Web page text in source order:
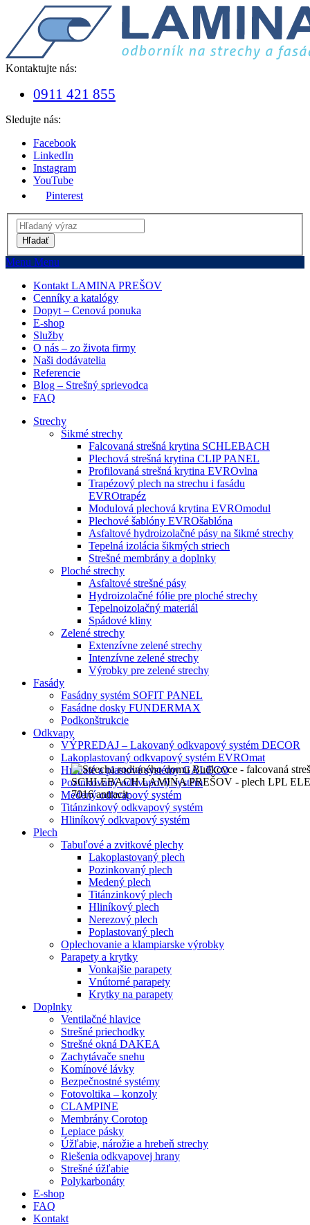
Kontaktujte nás:
0911 421 855
Sledujte nás:
Facebook
LinkedIn
Instagram
YouTube
Pinterest
Hľadať
Menu Menu
Kontakt LAMINA PREŠOV
Cenníky a katalógy
Dopyt – Cenová ponuka
E-shop
Služby
O nás – zo života firmy
Naši dodávatelia
Referencie
Blog – Strešný sprievodca
FAQ
Strechy
Šikmé strechy
Falcovaná strešná krytina SCHLEBACH
Plechová strešná krytina CLIP PANEL
Profilovaná strešná krytina EVROvlna
Trapézový plech na strechu i fasádu
EVROtrapéz
Modulová plechová krytina EVROmodul
Plechové šablóny EVROšablóna
Asfaltové hydroizolačné pásy na šikmé strechy
Tepelná izolácia šikmých striech
Strešné membrány a doplnky
Ploché strechy
Asfaltové strešné pásy
Hydroizolačné fólie pre ploché strechy
Tepelnoizolačný materiál
Spádové kliny
Zelené strechy
Extenzívne zelené strechy
Intenzívne zelené strechy
Výrobky pre zelené strechy
Fasády
Fasádny systém SOFIT PANEL
Fasádne dosky FUNDERMAX
Podkonštrukcie
Odkvapy
VÝPREDAJ – Lakovaný odkvapový systém DECOR
Lakoplastovaný odkvapový systém EVROmat
Hranaté a plastové systémy GALECO
Pozinkovaný odkvapový systém
Medený odkvapový systém
Titánzinkový odkvapový systém
Hliníkový odkvapový systém
Plech
Tabuľové a zvitkové plechy
Lakoplastovaný plech
Pozinkovaný plech
Medený plech
Titánzinkový plech
Hliníkový plech
Nerezový plech
Poplastovaný plech
Oplechovanie a klampiarske výrobky
Parapety a krytky
Vonkajšie parapety
Vnútorné parapety
Krytky na parapety
Doplnky
Ventilačné hlavice
Strešné priechodky
Strešné okná DAKEA
Zachytávače snehu
Komínové lávky
Bezpečnostné systémy
Fotovoltika – konzoly
CLAMPINE
Membrány Corotop
Lepiace pásky
Úžľabie, nárožie a hrebeň strechy
Riešenia odkvapovej hrany
Strešné úžľabie
Polykarbonáty
E-shop
FAQ
Kontakt